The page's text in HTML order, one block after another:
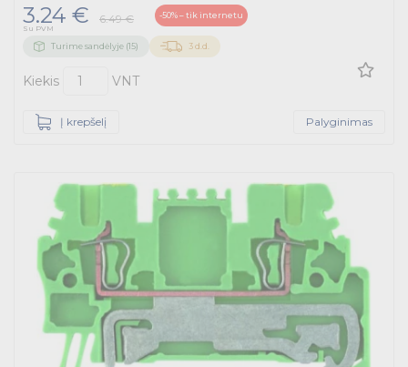
3.24 € 6.49 € -50% – tik internetu
Su PVM
Turime sandėlyje (15) 3 d.d.
Kiekis VNT
Į krepšelį Palyginimas